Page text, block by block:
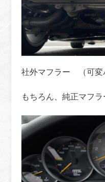
社外マフラー （可変
もちろん、純正マフラ